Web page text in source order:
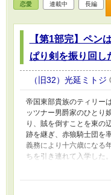
ました
から
で、刊
恋愛 連載中 長編
【第1部完】ペン
ぱり剣を振り回し
（旧32）光延ミトジ
帝国東部貴族のティリー
ッツナー男爵家のひとり
り、賊を倒すことを東の
跡を継ぎ、赤狼騎士団を
義務により十六歳になる
ちを引き連れて入学した
過ごしにくい環境である
の息子に邪険にされるこ
そうになることもあるけ